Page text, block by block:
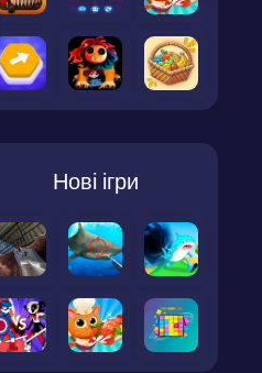
Нові ігри